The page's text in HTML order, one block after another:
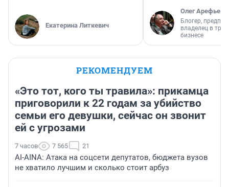
Екатерина Литкевич
Олег Арефьев
Блогер,
владелец в
бизнесе
РЕКОМЕНДУЕМ
«Это тот, кого ты травила»: прикамца
приговорили к 22 годам за убийство
семьи его девушки, сейчас он звонит
ей с угрозами
7 часов 7 565 21
AI-AINA: Атака на соцсети депутатов, бюджета вузов
не хватило лучшим и сколько стоит арбуз